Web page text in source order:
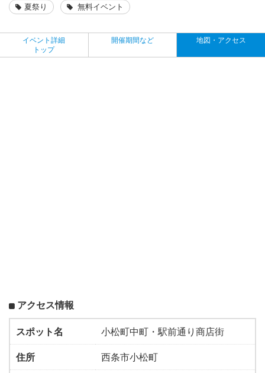
夏祭り 無料イベント
イベント詳細
トップ
開催期間など 地図・アクセス
アクセス情報
スポット名
小松町中町・駅前通り商店街
住所
西条市小松町